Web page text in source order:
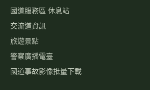
國道服務區 休息站
交流道資訊
旅遊景點
警察廣播電臺
國道事故影像批量下載